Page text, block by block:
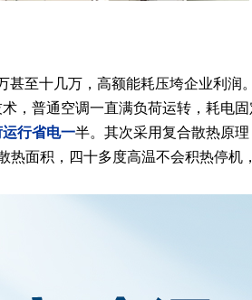
至十几万，高额能耗压垮企业利润
，普通空调一直满负荷运转，耗电固
行省电一半。其次采用复合散热原
面积，四十多度高温不会积热停机